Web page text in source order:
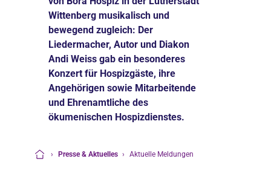
Wittenberg musikalisch und
bewegend zugleich: Der
Liedermacher, Autor und Diakon
Andi Weiss gab ein besonderes
Konzert für Hospizgäste, ihre
Angehörigen sowie Mitarbeitende
und Ehrenamtliche des
ökumenischen Hospizdienstes.
› Presse & Aktuelles › Aktuelle Meldungen